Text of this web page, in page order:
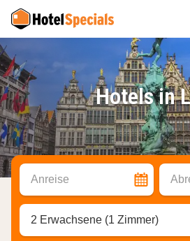
Hotels in
Anreise
2 Erwachsene (1 Zimmer)